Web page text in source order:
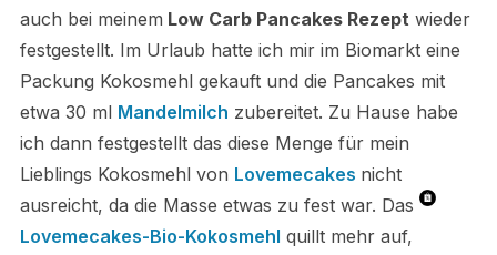
auch bei meinem Low Carb Pancakes Rezeptwieder
festgestellt. Im Urlaub hatte ich mir im Biomarkt eine
Packung Kokosmehl gekauft und die Pancakes mit
etwa 30 ml Mandelmilch zubereitet. Zu Hause habe
ich dann festgestellt das diese Menge für mein
Lieblings Kokosmehl von Lovemecakes nicht
ausreicht, da die Masse etwas zu fest war. Das
Lovemecakes-Bio-Kokosmehl quillt mehr auf,